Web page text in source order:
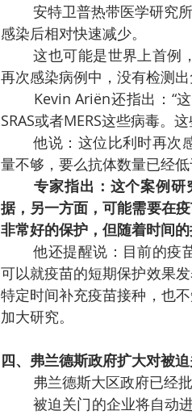
安特卫普热带医学研究
感染后相对快速减少。
这也可能是世界上首例
再次感染病例中，没有检测
Kevin Ariën还指出：“
SRAS或者MERS这些病毒。
他说：这位比利时再次
量不够，要么抗体数量已经低
专家指出：这个案例
据，另一方面，可能需要在
非常好的保护，但随着时间
他还提醒说：目前的疫
可以就疫苗的短期保护效果
特定时间补充疫苗接种，也
加大研究。
四、弗兰德斯政府扩大对被
弗兰德斯大区政府已经
被迫关门的企业将自动